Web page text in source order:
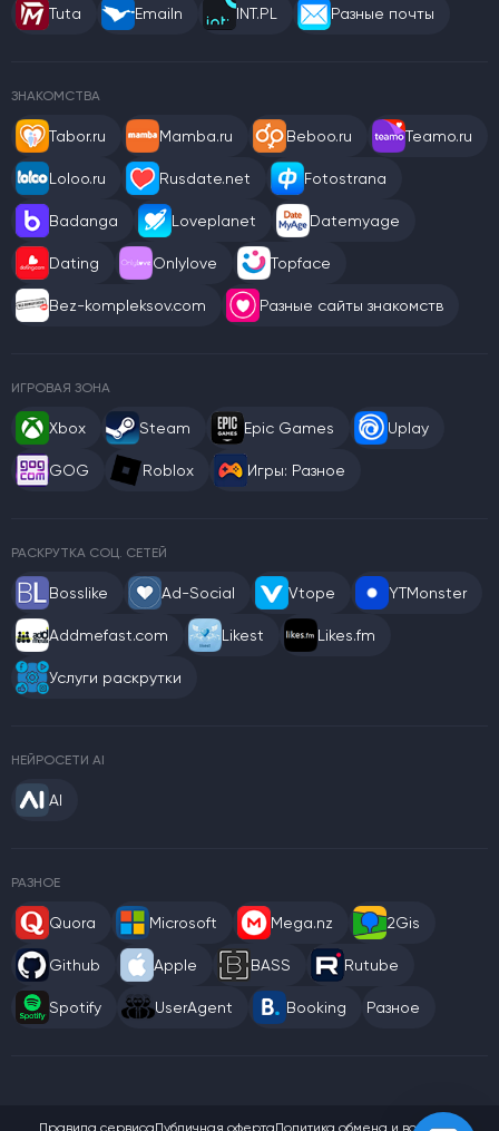
Tuta Emailn INT.PL Разные почты
ЗНАКОМСТВА
Tabor.ru Mamba.ru Beboo.ru Teamo.ru
Loloo.ru Rusdate.net Fotostrana
Badanga Loveplanet Datemyage
Dating Onlylove Topface
Bez-kompleksov.com Разные сайты знакомств
ИГРОВАЯ ЗОНА
Xbox Steam Epic Games Uplay
GOG Roblox Игры: Разное
РАСКРУТКА СОЦ. СЕТЕЙ
Bosslike Ad-Social Vtope YTMonster
Addmefast.com Likest Likes.fm
Услуги раскрутки
НЕЙРОСЕТИ AI
AI
РАЗНОЕ
Quora Microsoft Mega.nz 2Gis
Github Apple BASS Rutube
Spotify UserAgent Booking Разное